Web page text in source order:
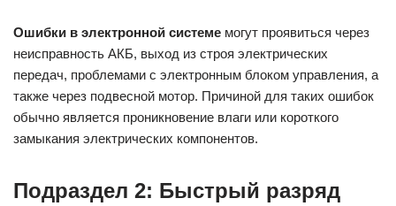
Ошибки в электронной системе могут проявиться через
неисправность АКБ, выход из строя электрических
передач, проблемами с электронным блоком управления, а
также через подвесной мотор. Причиной для таких ошибок
обычно является проникновение влаги или короткого
замыкания электрических компонентов.
Подраздел 2: Быстрый разряд